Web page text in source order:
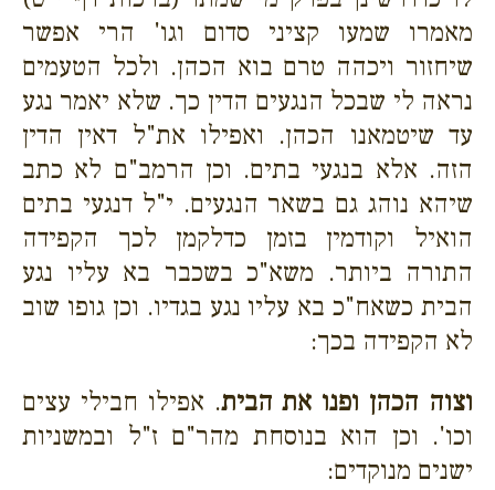
מאמרו שמעו קציני סדום וגו' הרי אפשר
שיחזור ויכהה טרם בוא הכהן. ולכל הטעמים
נראה לי שבכל הנגעים הדין כך. שלא יאמר נגע
עד שיטמאנו הכהן. ואפילו את"ל דאין הדין
הזה. אלא בנגעי בתים. וכן הרמב"ם לא כתב
שיהא נוהג גם בשאר הנגעים. י"ל דנגעי בתים
הואיל וקודמין בזמן כדלקמן לכך הקפידה
התורה ביותר. משא"כ בשכבר בא עליו נגע
הבית כשאח"כ בא עליו נגע בגדיו. וכן גופו שוב
לא הקפידה בכך:
וצוה הכהן ופנו את הבית. אפילו חבילי עצים
וכו'. וכן הוא בנוסחת מהר"ם ז"ל ובמשניות
ישנים מנוקדים: